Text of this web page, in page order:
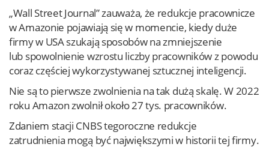
„Wall Street Journal” zauważa, że redukcje pracownicze
w Amazonie pojawiają się w momencie, kiedy duże
firmy w USA szukają sposobów na zmniejszenie
lub spowolnienie wzrostu liczby pracowników z powodu
coraz częściej wykorzystywanej sztucznej inteligencji.
Nie są to pierwsze zwolnienia na tak dużą skalę. W 2022
roku Amazon zwolnił około 27 tys. pracowników.
Zdaniem stacji CNBS tegoroczne redukcje
zatrudnienia mogą być największymi w historii tej firmy.